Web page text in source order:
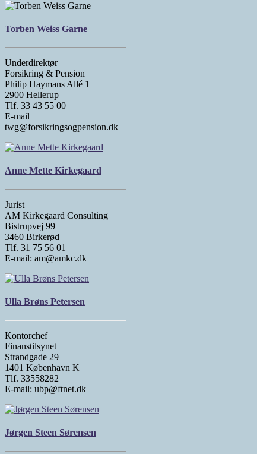
Torben Weiss Garne
Underdirektør
Forsikring & Pension
Philip Haymans Allé 1
2900 Hellerup
Tlf. 33 43 55 00
E-mail
twg@forsikringsogpension.dk
Anne Mette Kirkegaard
Jurist
AM Kirkegaard Consulting
Bistrupvej 99
3460 Birkerød
Tlf. 31 75 56 01
E-mail: am@amkc.dk
Ulla Brøns Petersen
Kontorchef
Finanstilsynet
Strandgade 29
1401 København K
Tlf. 33558282
E-mail: ubp@ftnet.dk
Jørgen Steen Sørensen